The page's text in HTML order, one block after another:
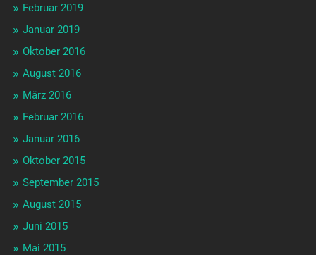
Februar 2019
Januar 2019
Oktober 2016
August 2016
März 2016
Februar 2016
Januar 2016
Oktober 2015
September 2015
August 2015
Juni 2015
Mai 2015